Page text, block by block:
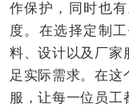
作保护，同时也
度。在选择定制
料、设计以及厂家
足实际需求。在这
服，让每一位员工